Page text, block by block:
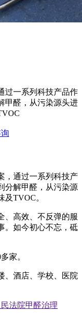
过一系列科技产品作
甲醛，从污染源头进
，通过一系列科技产
分解甲醛，从污染源
TVOC。
、高效、不反弹的服
。如今初心不忘，砥
家。
、酒店、学校、医院
法院甲醛治理